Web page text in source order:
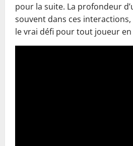
pour la suite. La profondeur
souvent dans ces interactions,
le vrai défi pour tout joueur